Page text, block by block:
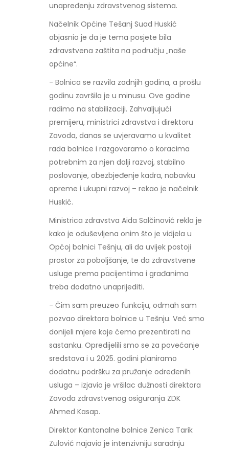
unapređenju zdravstvenog sistema.
Načelnik Općine Tešanj Suad Huskić
objasnio je da je tema posjete bila
zdravstvena zaštita na području „naše
općine“.
- Bolnica se razvila zadnjih godina, a prošlu
godinu završila je u minusu. Ove godine
radimo na stabilizaciji. Zahvaljujući
premijeru, ministrici zdravstva i direktoru
Zavoda, danas se uvjeravamo u kvalitet
rada bolnice i razgovaramo o koracima
potrebnim za njen dalji razvoj, stabilno
poslovanje, obezbjeđenje kadra, nabavku
opreme i ukupni razvoj – rekao je načelnik
Huskić.
Ministrica zdravstva Aida Salčinović rekla je
kako je oduševljena onim što je vidjela u
Općoj bolnici Tešnju, ali da uvijek postoji
prostor za poboljšanje, te da zdravstvene
usluge prema pacijentima i građanima
treba dodatno unaprijediti.
- Čim sam preuzeo funkciju, odmah sam
pozvao direktora bolnice u Tešnju. Već smo
donijeli mjere koje ćemo prezentirati na
sastanku. Opredijelili smo se za povećanje
sredstava i u 2025. godini planiramo
dodatnu podršku za pružanje određenih
usluga – izjavio je vršilac dužnosti direktora
Zavoda zdravstvenog osiguranja ZDK
Ahmed Kasap.
Direktor Kantonalne bolnice Zenica Tarik
Zulović najavio je intenzivniju saradnju